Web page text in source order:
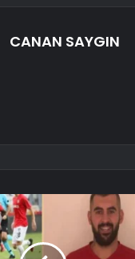
CANAN SAYGIN